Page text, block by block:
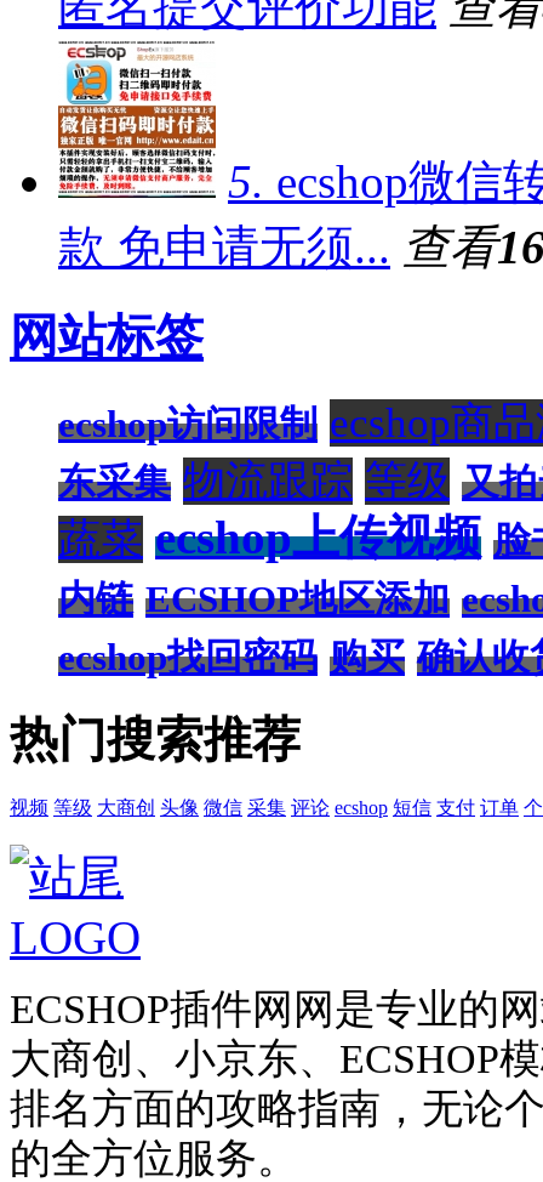
5. ecshop微信
款 免申请无须... 查看
网站标签
ecshop访问限制 ecshop商
东采集 物流跟踪 等级 又
蔬菜 ecshop上传视频 脸
内链 ECSHOP地区添加
ecshop找回密码 购买 确认收
热门搜索推荐
视频 等级 大商创 头像 微信 采集 评论 ecshop 短信 支付 订单
ECSHOP插件网网是专业的
大商创、小京东、ECSHOP
排名方面的攻略指南，无论
的全方位服务。